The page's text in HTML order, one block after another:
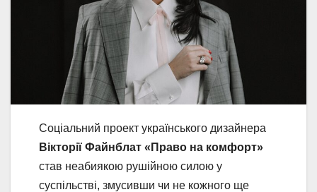
Соціальний проект українського дизайнера
Вікторії Файнблат «Право на комфорт»
став неабиякою рушійною силою у
суспільстві, змусивши чи не кожного ще